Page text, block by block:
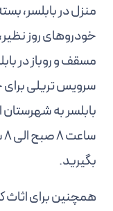
منزل در بابلسر،
خودروهای روز
مسقف و روباز در
سرویس تریلی برای
بابلسر به شهرستان
بگیرید.
همچنین برای اثاث